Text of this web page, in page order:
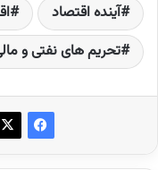
آینده اقتصاد
تحریم های نفتی و